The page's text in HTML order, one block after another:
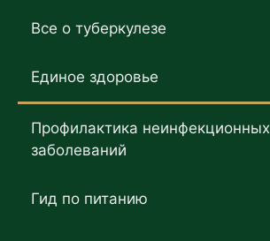
Все о туберкулезе
Единое здоровье
Профилактика неинфекционных
заболеваний
Гид по питанию